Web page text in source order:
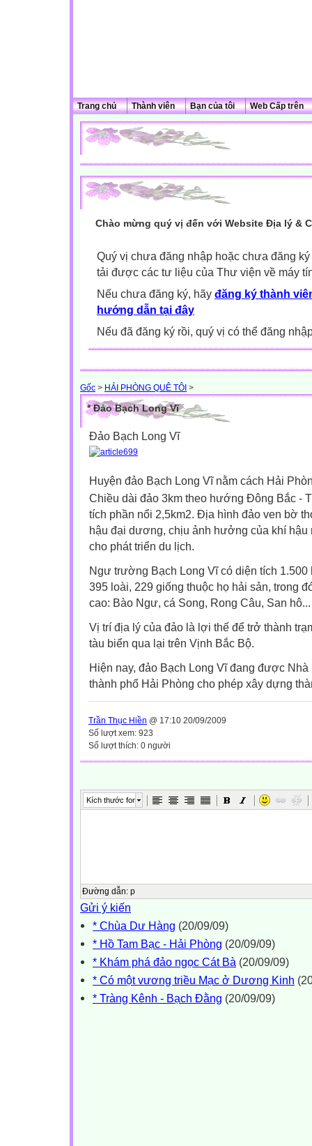
Trang chủ Thành viên Bạn của tôi Web Cấp trên
Chào mừng quý vị đến với Website Địa lý &
Quý vị chưa đăng nhập hoặc chưa đăng
tải được các tư liệu của Thư viện về máy
Nếu chưa đăng ký, hãy đăng ký thành
hướng dẫn tại đây
Nếu đã đăng ký rồi, quý vị có thể đăng
Gốc > HẢI PHÒNG QUÊ TÔI >
* Đảo Bạch Long Vĩ
Đảo Bạch Long Vĩ
Huyện đảo Bạch Long Vĩ nằm cách Hải
Chiều dài đảo 3km theo hướng Đông Bắc -
tích phần nổi 2,5km2. Địa hình đảo ven bờ
hậu đại dương, chịu ảnh hưởng của khí hậu
cho phát triển du lịch.
Ngư trường Bạch Long Vĩ có diện tích 1.500
395 loài, 229 giống thuộc họ hải sản, trong
cao: Bào Ngư, cá Song, Rong Câu, San hô...
Vị trí địa lý của đảo là lợi thế để trở thành
tàu biển qua lại trên Vịnh Bắc Bộ.
Hiện nay, đảo Bạch Long Vĩ đang được Nhà
thành phố Hải Phòng cho phép xây dựng
Trần Thục Hiền @ 17:10 20/09/2009
Số lượt xem: 923
Số lượt thích: 0 người
Kích thước font
Đường dẫn: p
Gửi ý kiến
* Chùa Dư Hàng (20/09/09)
* Hồ Tam Bạc - Hải Phòng (20/09/09)
* Khám phá đảo ngọc Cát Bà (20/09/09)
* Có một vương triều Mạc ở Dương Kinh
* Tràng Kênh - Bạch Đằng (20/09/09)